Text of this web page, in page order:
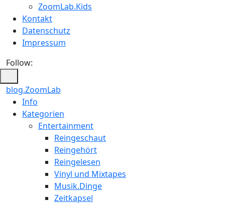
ZoomLab.Kids
Kontakt
Datenschutz
Impressum
Follow:
blog.ZoomLab
Info
Kategorien
Entertainment
Reingeschaut
Reingehört
Reingelesen
Vinyl und Mixtapes
Musik.Dinge
Zeitkapsel